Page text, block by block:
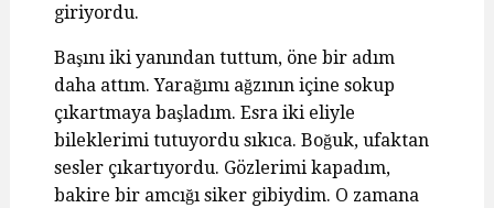
giriyordu.
Başını iki yanından tuttum, öne bir adım
daha attım. Yarağımı ağzının içine sokup
çıkartmaya başladım. Esra iki eliyle
bileklerimi tutuyordu sıkıca. Boğuk, ufaktan
sesler çıkartıyordu. Gözlerimi kapadım,
bakire bir amcığı siker gibiydim. O zamana